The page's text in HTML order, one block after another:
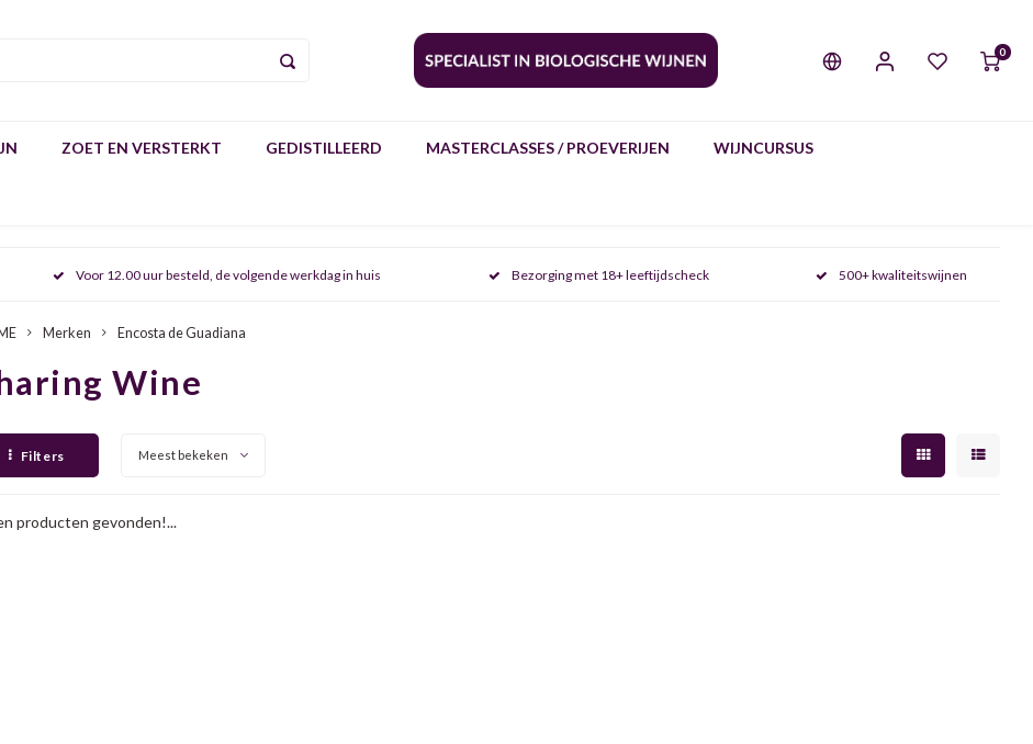
0
ZOET EN VERSTERKT GEDISTILLEERD MASTERCLASSES / PROEVERIJEN WIJNCURSUS
Voor 12.00 uur besteld, de volgende werkdag in huis Bezorging met 18+ leeftijdscheck 500+ kwaliteitswijnen
Merken Encosta de Guadiana
Wine
Filters Meest bekeken
producten gevonden!...